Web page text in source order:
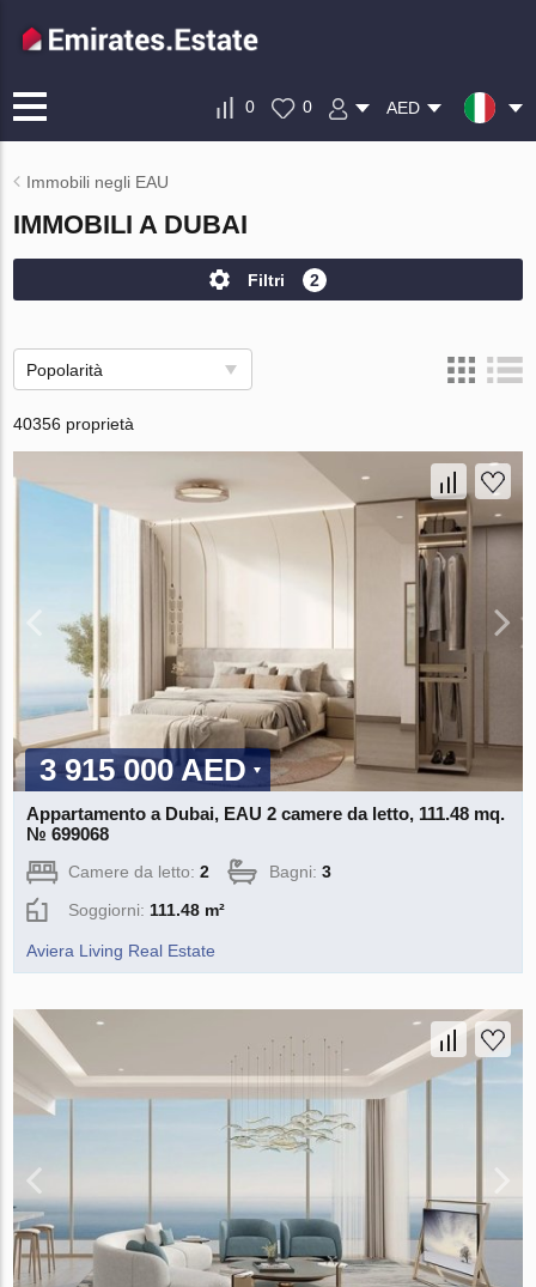
0 0 AED
Immobili negli EAU
IMMOBILI A DUBAI
Filtri 2
Popolarità
40356 proprietà
3 915 000 AED
Appartamento a Dubai, EAU 2 camere da letto, 111.48 mq.
№ 699068
Camere da letto:2 Bagni:3
Soggiorni: 111.48 m²
Aviera Living Real Estate